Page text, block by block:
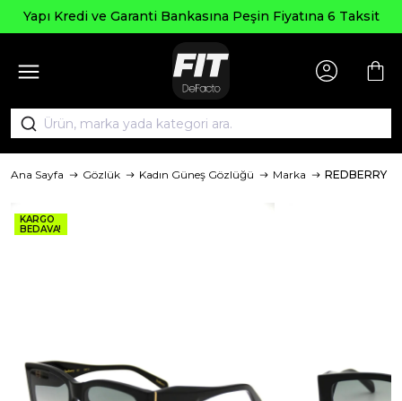
Kredi ve Garanti Bankasına Peşin Fiyatına 6 Taksit
Ana Sayfa Gözlük Kadın Güneş Gözlüğü Marka REDBERRY
KARGO
BEDAVA!